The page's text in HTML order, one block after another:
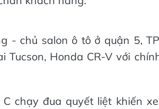
- chủ salon ô tô ở quận 5,
Tucson, Honda CR-V với
C chạy đua quyết liệt khiến